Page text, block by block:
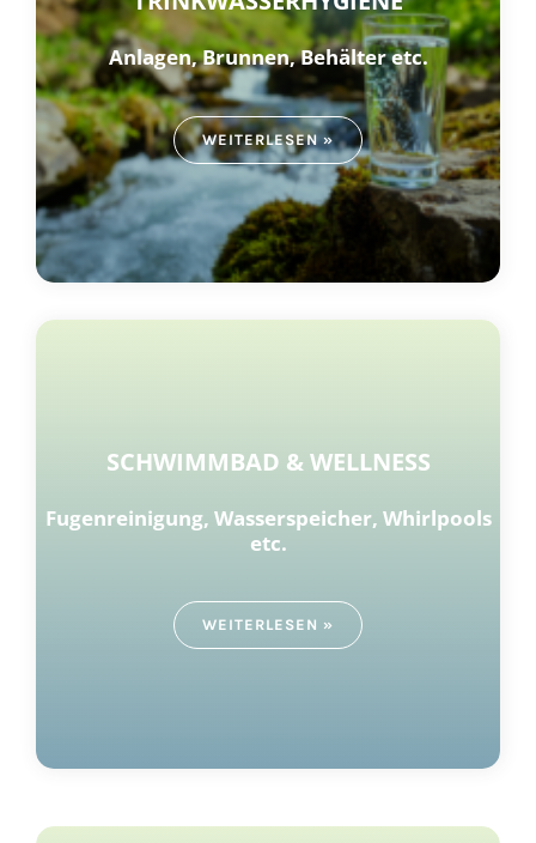
Anlagen, Brunnen,Behälter etc.
WEITERLESEN »
SCHWIMMBAD & WELLNESS
Fugenreinigung, Wasserspeicher, Whirlpools
etc.
WEITERLESEN »